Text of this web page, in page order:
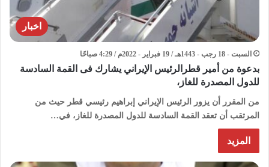
اخبار
السبت - 18 رجب - 1443هـ / 19 فبراير - 2022م / 4:29 صباحًا
بدعوة من أمير قطرالرئيس الإيراني يشارك فى القمة السادسة
للدول المصدرة للغاز،
من المقرر أن يزور الرئيس الإيراني إبراهيم رئيسي قطر حيث من
المرتقب أن تعقد القمة السادسة للدول المصدرة للغاز، في…
المزيد